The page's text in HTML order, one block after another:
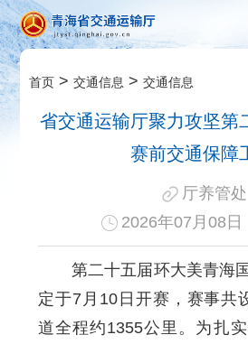
首页 >交通信息 >交通信息
省交通运输厅聚力攻坚第
赛前交通保障
厅养管处
2026年07月08日
第二十五届环大美青海
定于7月10日开赛，赛事共
道全程约1355公里。为扎